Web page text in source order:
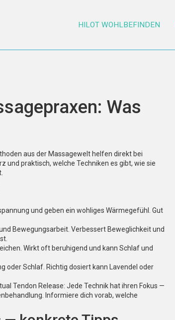
HILOT WOHLBEFINDEN
Was
aus der Massagewelt helfen direkt bei
und praktisch, welche Techniken es gibt, wie sie
und geben ein wohliges Wärmegefühl. Gut
Bewegungsarbeit. Verbessert Beweglichkeit und
Wirkt oft beruhigend und kann Schlaf und
oder Schlaf. Richtig dosiert kann Lavendel oder
Tendon Release: Jede Technik hat ihren Fokus —
Informiere dich vorab, welche